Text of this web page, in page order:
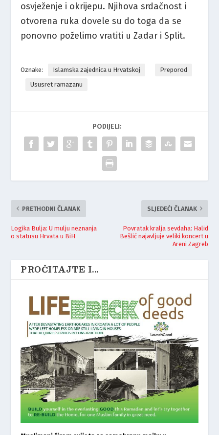
osvježenje i okrijepu. Njihova srdačnost i
otvorena ruka dovele su do toga da se
ponovno poželimo vratiti u Zadar i Split.
Oznake: Islamska zajednica u Hrvatskoj
Preporod
Ususret ramazanu
PODIJELI:
PRETHODNI ČLANAK
Logika Bulja: U mulju neznanja
o statusu Hrvata u BiH
SLJEDEĆI ČLANAK
Povratak kralja sevdaha: Halid
Bešlić najavljuje veliki koncert u
Areni Zagreb
PROČITAJTE I...